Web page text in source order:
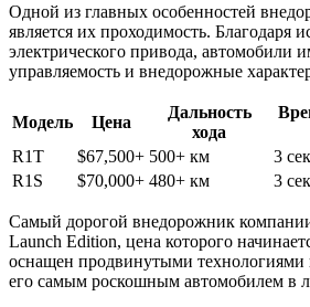
Одной из главных особенностей
является их проходимость. Благодаря
электрического привода, автомобили
управляемость и внедорожные
Модель Цена
Дальность
хода
R1T
$67,500+ 500+ км
3 сек
R1S
$70,000+ 480+ км 3 сек
Самый дорогой внедорожник
Launch Edition, цена которого
оснащен продвинутыми технологиями
его самым роскошным автомобилем в